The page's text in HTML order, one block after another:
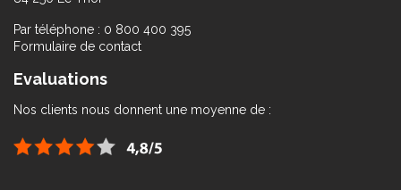
Par téléphone : 0 800 400 395
Formulaire de contact
Evaluations
Nos clients nous donnent une moyenne de :